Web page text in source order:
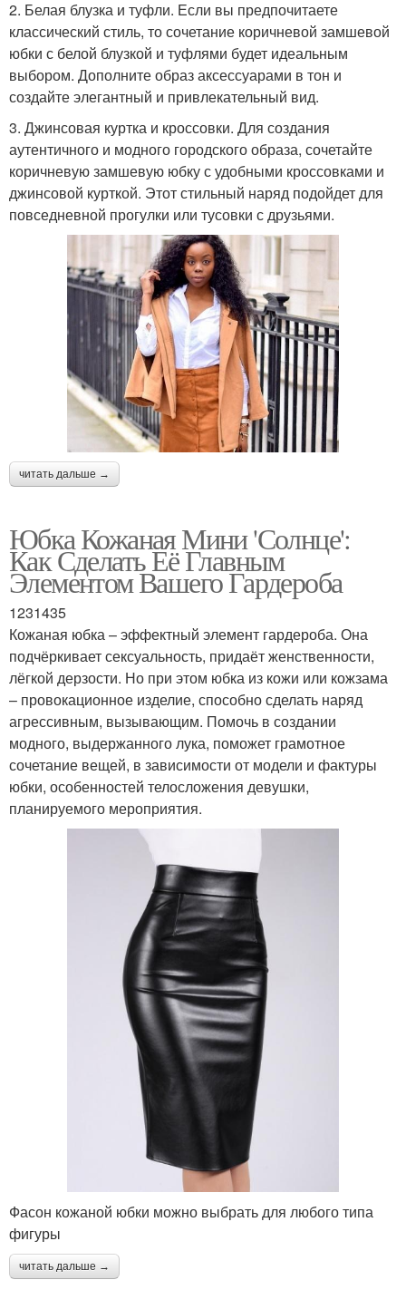
2. Белая блузка и туфли. Если вы предпочитаете
классический стиль, то сочетание коричневой замшевой
юбки с белой блузкой и туфлями будет идеальным
выбором. Дополните образ аксессуарами в тон и
создайте элегантный и привлекательный вид.
3. Джинсовая куртка и кроссовки. Для создания
аутентичного и модного городского образа, сочетайте
коричневую замшевую юбку с удобными кроссовками и
джинсовой курткой. Этот стильный наряд подойдет для
повседневной прогулки или тусовки с друзьями.
читать дальше →
Юбка Кожаная Мини 'Солнце':
Как Сделать Её Главным
Элементом Вашего Гардероба
1231435
Кожаная юбка – эффектный элемент гардероба. Она
подчёркивает сексуальность, придаёт женственности,
лёгкой дерзости. Но при этом юбка из кожи или кожзама
– провокационное изделие, способно сделать наряд
агрессивным, вызывающим. Помочь в создании
модного, выдержанного лука, поможет грамотное
сочетание вещей, в зависимости от модели и фактуры
юбки, особенностей телосложения девушки,
планируемого мероприятия.
Фасон кожаной юбки можно выбрать для любого типа
фигуры
читать дальше →